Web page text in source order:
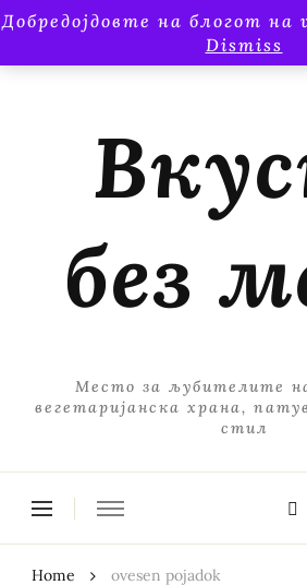
Добредојдовте на блогот на
Dismiss
без
Место за љубителите
вегетаријанска храна,
стил
Home ovesen pojadok